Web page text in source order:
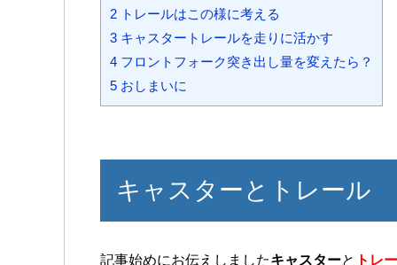
2 トレールはこの様に考える
3 キャスタートレールを走りに活かす
4 フロントフォーク突き出し量を変えたら？
5 おしまいに
キャスターとトレール
記事始めにお伝えしましたキャスターと トレ